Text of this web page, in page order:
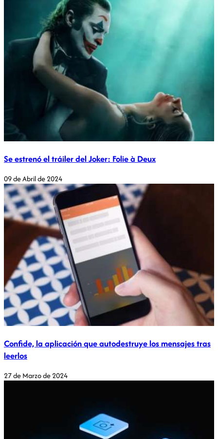
Se estrenó el tráiler del Joker: Folie à Deux
09 de Abril de 2024
Confide, la aplicación que autodestruye los mensajes tras
leerlos
27 de Marzo de 2024